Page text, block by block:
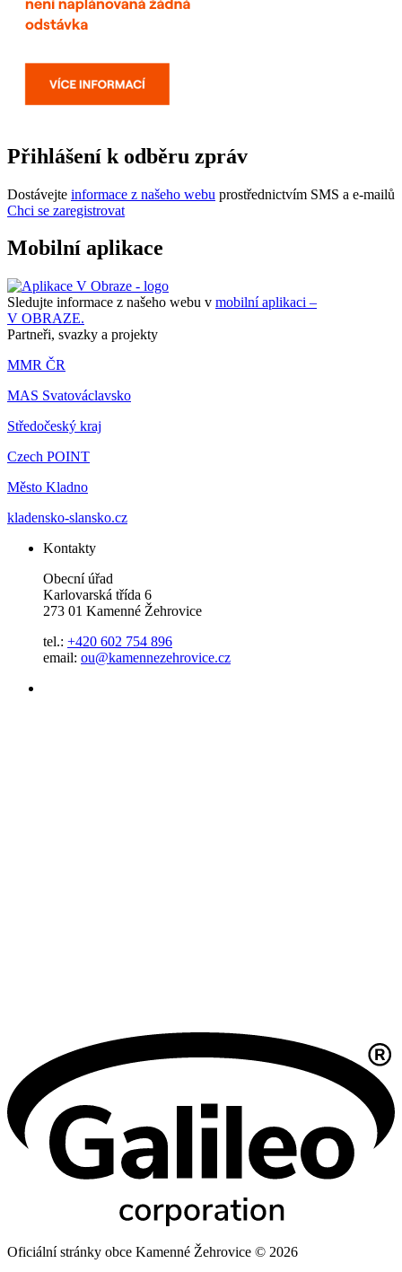
Přihlášení k odběru zpráv
Dostávejte informace z našeho webu prostřednictvím SMS a e-mailů
Chci se zaregistrovat
Mobilní aplikace
Sledujte informace z našeho webu v mobilní aplikaci –
V OBRAZE.
Partneři, svazky a projekty
MMR ČR
MAS Svatováclavsko
Středočeský kraj
Czech POINT
Město Kladno
kladensko-slansko.cz
Kontakty
Obecní úřad
Karlovarská třída 6
273 01 Kamenné Žehrovice
tel.: +420 602 754 896
email: ou@kamennezehrovice.cz
Oficiální stránky obce Kamenné Žehrovice © 2026